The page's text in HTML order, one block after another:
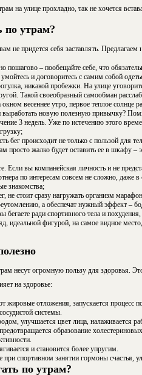
на улице прохладно, так не хочется
по утрам?
не придется себя заставлять. Предлагаем
– пообещайте себе, что
и договоритесь с самим собой
никакой пробежки. На улице
Такой своеобразный самообман
весеннее утро, первое теплое солнце
новую полезную привычку?
3 недель. Уже по истечению этого
происходит не только с пользой для
просто жалко будет оставить ее в шкафу
Если вы компанейская личность и не
по интересам совсем не сложно, даже
знакомства;
стоит сразу нагружать организм
а обеспечат нужный эффект –
ради спортивного тела и
идеальной фигурой, на самое видное
несут огромную пользу для здоровья.
на здоровье:
жировые отложения, запускается процесс
системы.
улучшается цвет лица, налаживается
образование
и становится более упругим.
спортивном занятии гормоны счастья,
по утрам?